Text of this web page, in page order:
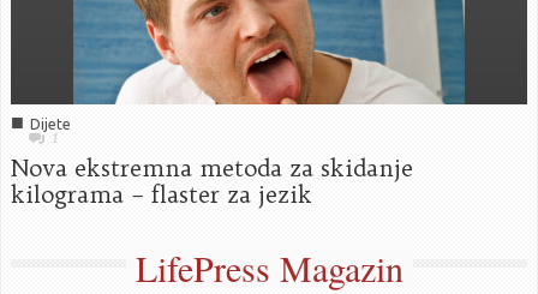
■ Dijete
1
Nova ekstremna metoda za skidanje
kilograma – flaster za jezik
LifePress Magazin